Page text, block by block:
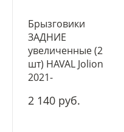
Брызговики
ЗАДНИЕ
увеличенные (2
шт) HAVAL Jolion
2021-
2 140 руб.